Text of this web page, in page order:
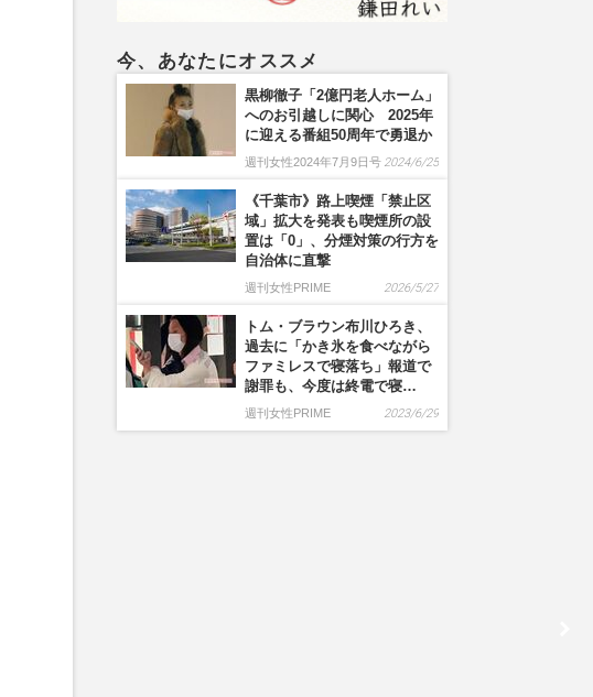
今、あなたにオススメ
黒柳徹子「2億円老人ホーム」
へのお引越しに関心 2025年
に迎える番組50周年で勇退か
週刊女性2024年7月9日号 2024/6/25
《千葉市》路上喫煙「禁止区
域」拡大を発表も喫煙所の設
置は「0」、分煙対策の行方を
自治体に直撃
週刊女性PRIME 2026/5/27
トム・ブラウン布川ひろき、
過去に「かき氷を食べながら
ファミレスで寝落ち」報道で
謝罪も、今度は終電で寝…
週刊女性PRIME 2023/6/29